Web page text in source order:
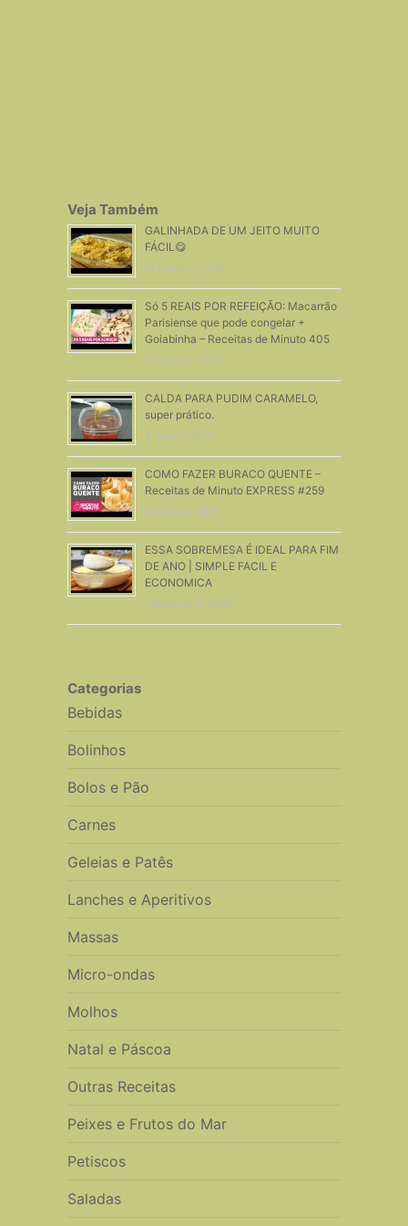
Veja Também
GALINHADA DE UM JEITO MUITO
FÁCIL😋
11 Outubro, 2018
Só 5 REAIS POR REFEIÇÃO: Macarrão
Parisiense que pode congelar +
Goiabinha – Receitas de Minuto 405
3 Outubro, 2018
CALDA PARA PUDIM CARAMELO,
super prático.
4 Junho, 2015
COMO FAZER BURACO QUENTE –
Receitas de Minuto EXPRESS #259
29 Junho, 2017
ESSA SOBREMESA É IDEAL PARA FIM
DE ANO | SIMPLE FACIL E
ECONOMICA
7 Dezembro, 2020
Categorias
Bebidas
Bolinhos
Bolos e Pão
Carnes
Geleias e Patês
Lanches e Aperitivos
Massas
Micro-ondas
Molhos
Natal e Páscoa
Outras Receitas
Peixes e Frutos do Mar
Petiscos
Saladas